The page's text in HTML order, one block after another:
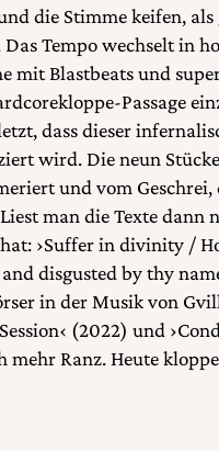
die Stimme keifen,
Tempo wechselt in
mit Blastbeats und
Passage
dass dieser
wird. Die neun
und vom Geschrei,
man die Texte dann
›Suffer in divinity /
disgusted by thy
in der Musik von
(2022) und
mehr Ranz. Heute